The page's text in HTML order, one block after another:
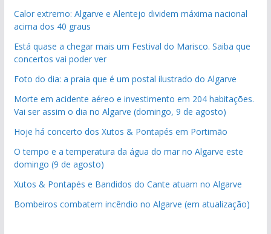
Calor extremo: Algarve e Alentejo dividem máxima nacional
acima dos 40 graus
Está quase a chegar mais um Festival do Marisco. Saiba que
concertos vai poder ver
Foto do dia: a praia que é um postal ilustrado do Algarve
Morte em acidente aéreo e investimento em 204 habitações.
Vai ser assim o dia no Algarve (domingo, 9 de agosto)
Hoje há concerto dos Xutos & Pontapés em Portimão
O tempo e a temperatura da água do mar no Algarve este
domingo (9 de agosto)
Xutos & Pontapés e Bandidos do Cante atuam no Algarve
Bombeiros combatem incêndio no Algarve (em atualização)